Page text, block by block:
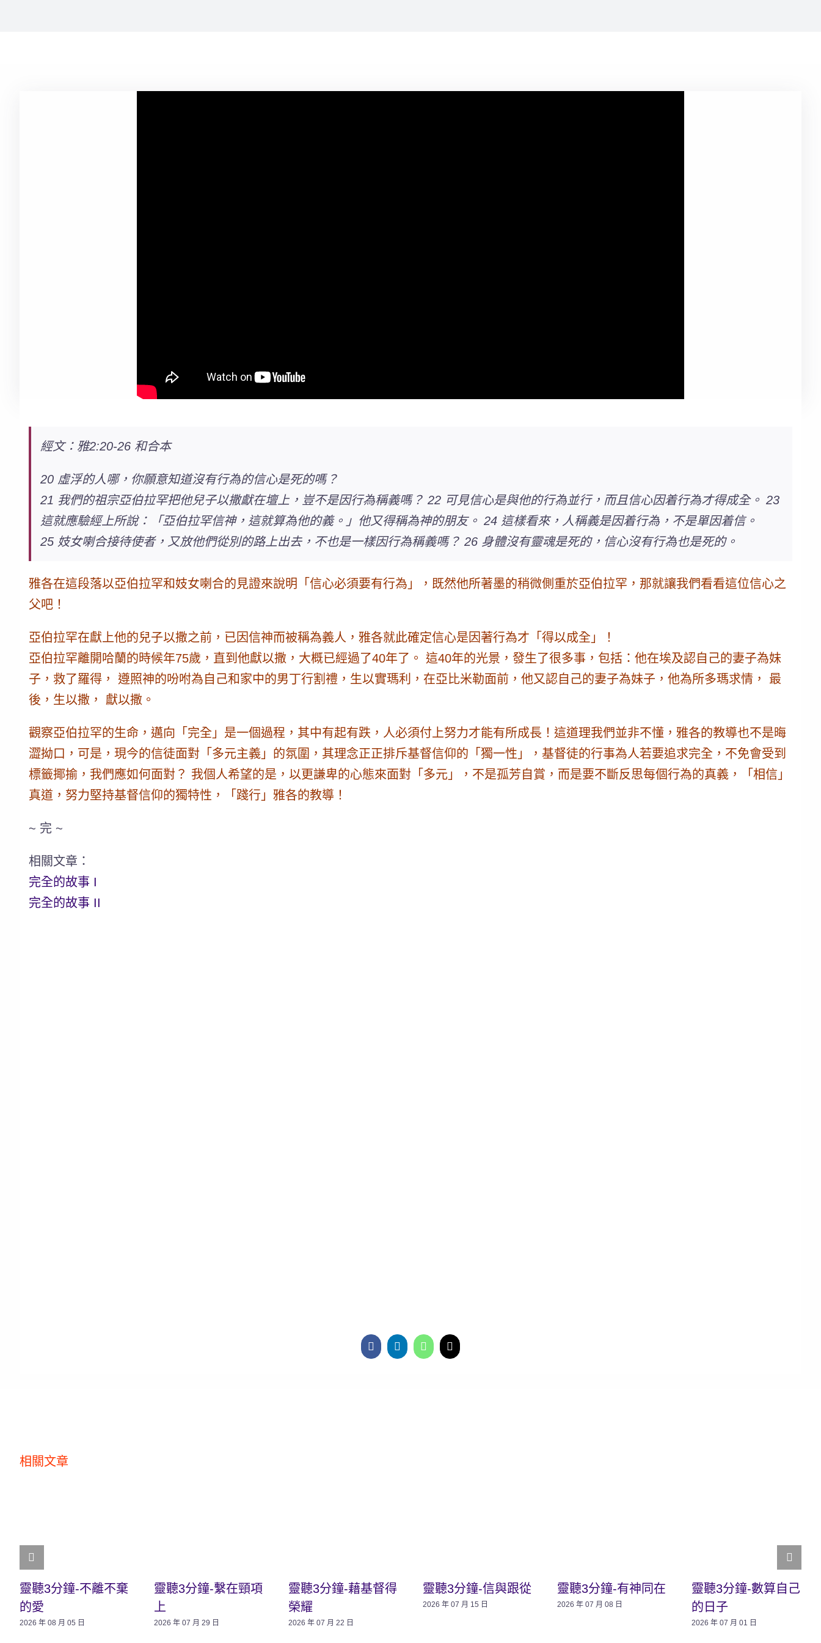
經文：雅2:20-26 和合本
20 虛浮的人哪，你願意知道沒有行為的信心是死的嗎？
21 我們的祖宗亞伯拉罕把他兒子以撒獻在壇上，豈不是因行為稱義嗎？ 22 可見信心是與他的行為並行，而且信心因着行為才得成全。 23
這就應驗經上所說：「亞伯拉罕信神，這就算為他的義。」他又得稱為神的朋友。 24 這樣看來，人稱義是因着行為，不是單因着信。
25 妓女喇合接待使者，又放他們從別的路上出去，不也是一樣因行為稱義嗎？ 26 身體沒有靈魂是死的，信心沒有行為也是死的。
雅各在這段落以亞伯拉罕和妓女喇合的見證來說明 「信心必須要有行為」
，既然他所著墨的稍微側重於亞伯拉罕，那就讓我們看看這位信心之
父吧！
亞伯拉罕在獻上他的兒子以撒之前，已因信神而被稱為義人，雅各就此確定信心是因著行為才「得以成全」！
亞伯拉罕離開哈蘭的時候年75歲，直到他獻以撒，大概已經過了40年了。 這40年的光景，發生了很多事，包括：他在埃及認自己的妻子為妹
子，救了羅得， 遵照神的吩咐為自己和家中的男丁行割禮，生以實瑪利，在亞比米勒面前，他又認自己的妻子為妹子，他為所多瑪求情， 最
後，生以撒， 獻以撒。
觀察亞伯拉罕的生命， 邁向「完全」是一個過程，其中有起有跌，人必須付上努力才能有所成長！ 這道理我們並非不懂，雅各的教導也不是晦
澀拗口，可是，現今的信徒面對「多元主義」的氛圍，其理念正正排斥基督信仰的「獨一性」，基督徒的行事為人若要追求完全，不免會受到
標籤揶揄，我們應如何面對？ 我個人希望的是，以更謙卑的心態來面對「多元」，不是孤芳自賞，而是要不斷反思每個行為的真義，「相信」
真道，努力堅持基督信仰的獨特性，「踐行」雅各的教導！
~ 完 ~
相關文章：
完全的故事 I
完全的故事 II
相關文章
靈聽3分鐘-不離不棄
的愛
2026 年 08 月 05 日
靈聽3分鐘-繫在頸項
上
2026 年 07 月 29 日
靈聽3分鐘-藉基督得
榮耀
2026 年 07 月 22 日
靈聽3分鐘-信與跟從
2026 年 07 月 15 日
靈聽3分鐘-有神同在
2026 年 07 月 08 日
靈聽3分鐘-數算自己
的日子
2026 年 07 月 01 日